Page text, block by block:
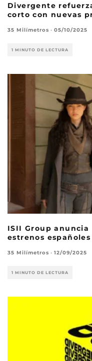
Divergente
corto con nuevas
35 Milímetros · 05/10/2025
1 MINUTO DE LECTURA
ISII Group
estrenos
35 Milímetros · 12/09/2025
1 MINUTO DE LECTURA